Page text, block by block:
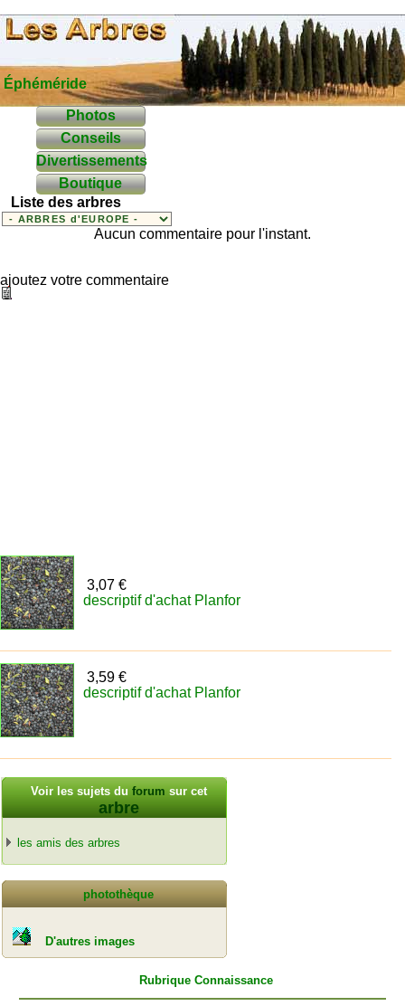
Éphéméride
Photos
Conseils
Divertissements
Boutique
Liste des arbres
Aucun commentaire pour l'instant.
ajoutez votre commentaire
3,07 €
descriptif d'achat Planfor
3,59 €
descriptif d'achat Planfor
Voir les sujets du forum sur cet
arbre
les amis des arbres
photothèque
D'autres images
Rubrique Connaissance